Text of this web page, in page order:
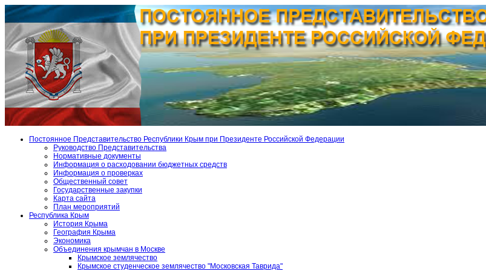
Постоянное Представительство Республики Крым при Президенте Российской Федерации
Руководство Представительства
Нормативные документы
Информация о расходовании бюджетных средств
Информация о проверках
Общественный совет
Государственные закупки
Карта сайта
План мероприятий
Республика Крым
История Крыма
География Крыма
Экономика
Объединения крымчан в Москве
Крымское землячество
Крымское студенческое землячество "Московская Таврида"